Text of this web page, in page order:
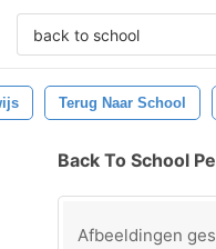
Terug Naar School
Back To School
Afbeeldingen